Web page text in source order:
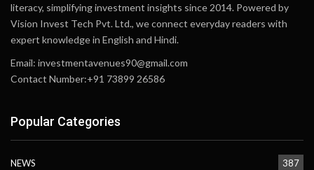
literacy, simplifying investment insights since 2014. Powered by
Vision Invest Tech Pvt. Ltd., we connect everyday readers with
expert knowledge in English and Hindi.
Email: investmentavenues90@gmail.com
Contact Number:+91 73899 26586
Popular Categories
NEWS 387